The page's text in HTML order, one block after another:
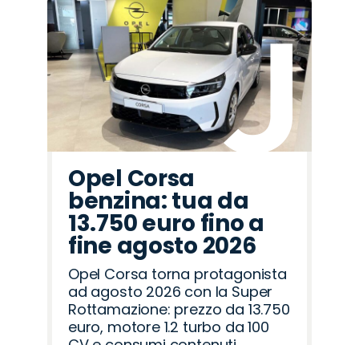
Opel Corsa
benzina: tua da
13.750 euro fino a
fine agosto 2026
Opel Corsa torna protagonista
ad agosto 2026 con la Super
Rottamazione: prezzo da 13.750
euro, motore 1.2 turbo da 100